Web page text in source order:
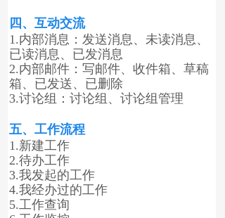
四、互动交流
1.内部消息：发送消息、未读消息、
已读消息、已发消息
2.内部邮件：写邮件、收件箱、草稿
箱、已发送、已删除
3.讨论组：讨论组、讨论组管理
五、工作流程
1.新建工作
2.待办工作
3.我发起的工作
4.我经办过的工作
5.工作查询